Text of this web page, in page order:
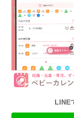
LINE